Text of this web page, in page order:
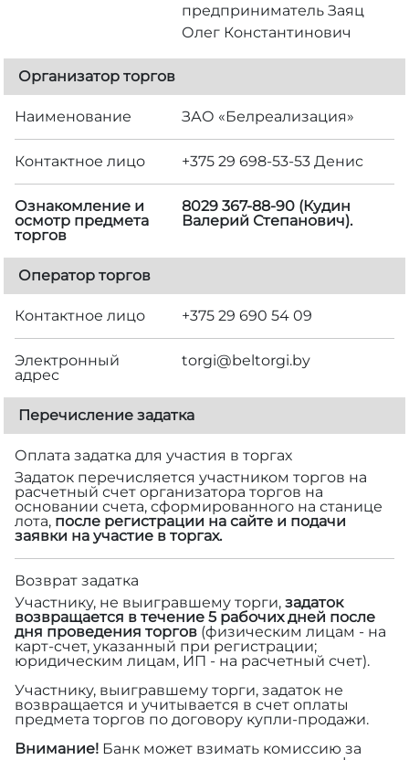
предприниматель Заяц
Олег Константинович
Организатор торгов
Наименование ЗАО «Белреализация»
Контактное лицо +375 29 698-53-53 Денис
Ознакомление и
осмотр предмета
торгов
8029 367-88-90 (Кудин
Валерий Степанович).
Оператор торгов
Контактное лицо +375 29 690 54 09
Электронный
адрес
torgi@beltorgi.by
Перечисление задатка
Оплата задатка для участия в торгах
Задаток перечисляется участником торгов на
расчетный счет организатора торгов на
основании счета, сформированного на станице
лота, после регистрации на сайте и подачи
заявки на участие в торгах.
Возврат задатка
Участнику, не выигравшему торги, задаток
возвращается в течение 5 рабочих дней после
дня проведения торгов (физическим лицам - на
карт-счет, указанный при регистрации;
юридическим лицам, ИП - на расчетный счет).
Участнику, выигравшему торги, задаток не
возвращается и учитывается в счет оплаты
предмета торгов по договору купли-продажи.
Внимание! Банк может взимать комиссию за